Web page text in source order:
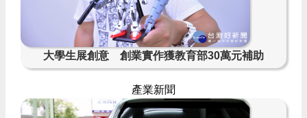
大學生展創意 創業實作獲教育部30萬元補助
產業新聞